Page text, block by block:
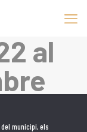
al
del municipi, els